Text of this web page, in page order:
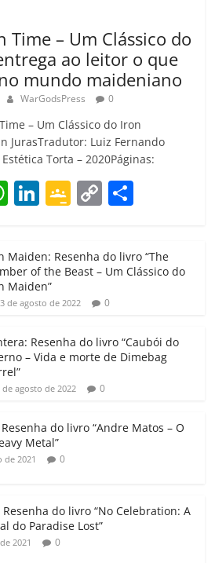
Time – Um Clássico do
ao leitor o que
mundo maideniano
WarGodsPress 0
– Um Clássico do Iron
JurasTradutor: Luiz Fernando
Torta – 2020Páginas:
W
at
s
A
p
Li
e
dI
G
gl
e
Cl
a
ss
ro
o
C
p
y
Li
k
m
p
h
ar
Maiden: Resenha do livro “The
of the Beast – Um Clássico do
Maiden”
de agosto de 2022 0
Resenha do livro “Caubói do
– Vida e morte de Dimebag
de agosto de 2022 0
do livro “Andre Matos – O
Metal”
2021 0
Resenha do livro “No Celebration: A
do Paradise Lost”
2021 0